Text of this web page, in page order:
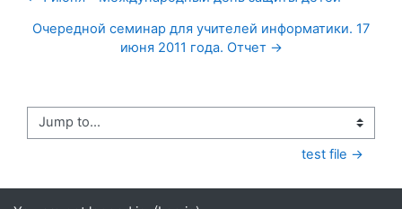
Очередной семинар для учителей информатики. 17
июня 2011 года. Отчет →
Jump to...
test file →